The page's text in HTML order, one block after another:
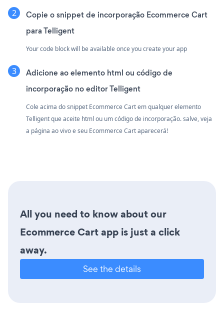
Copie o snippet de incorporação Ecommerce Cart
para Telligent
Your code block will be available once you create your app
Adicione ao elemento html ou código de
incorporação no editor Telligent
Cole acima do snippet Ecommerce Cart em qualquer elemento
Telligent que aceite html ou um código de incorporação. salve, veja
a página ao vivo e seu Ecommerce Cart aparecerá!
All you need to know about our
Ecommerce Cart app is just a click
away.
See the details